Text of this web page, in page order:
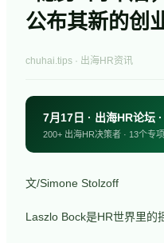
公布其新的创
chuhai.tips · 出海HR资讯
7月17日 · 出海HR论坛
200+ 出海HR决策者 · 13个专项
文/Simone Stolzoff
Laszlo Bock是HR世界里的